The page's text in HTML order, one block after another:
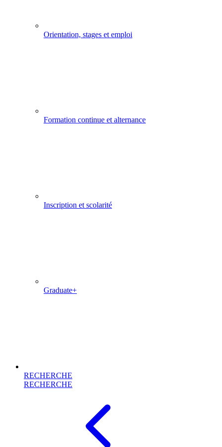
Orientation, stages et emploi
Formation continue et alternance
Inscription et scolarité
Graduate+
RECHERCHE
RECHERCHE